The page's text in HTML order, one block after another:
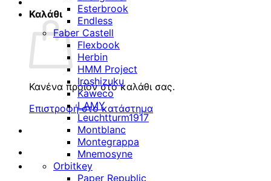
Καλάθι
Κανένα προϊόν στο καλάθι σας.
Επιστροφή στο κατάστημα
Esterbrook
Endless
Faber Castell
Flexbook
Herbin
HMM Project
Iroshizuku
Kaweco
LAMY
Leuchtturm1917
Montblanc
Montegrappa
Mnemosyne
Orbitkey
Paper Republic